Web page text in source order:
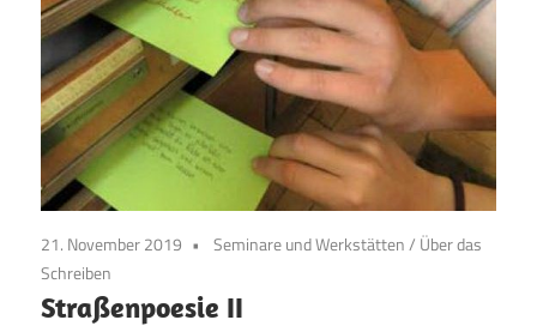
21. November 2019 Seminare und Werkstätten/ Über das
Schreiben
Straßenpoesie II